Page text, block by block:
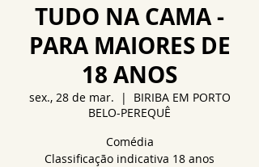
TUDO NA CAMA -
PARA MAIORES DE
18 ANOS
sex., 28 de mar.
  |
BIRIBA EM PORTO
BELO-PEREQUÊ
Comédia
Classificação indicativa 18 anos